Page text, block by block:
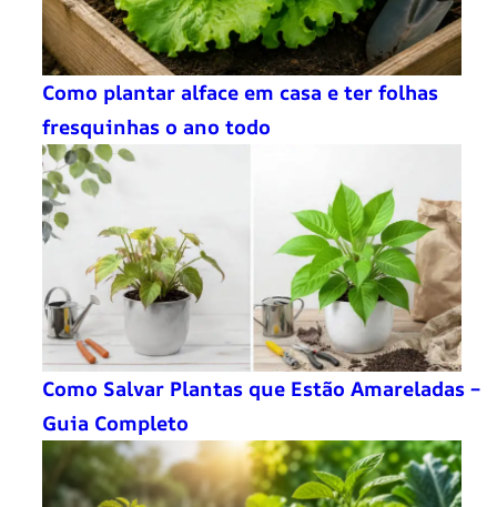
Como plantar alface em casa e ter folhas
fresquinhas o ano todo
Como Salvar Plantas que Estão Amareladas –
Guia Completo